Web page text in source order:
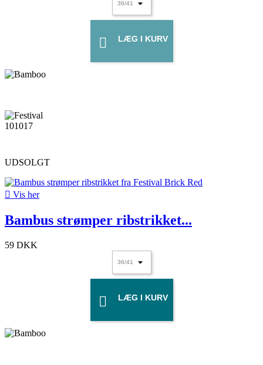
 LÆG I KURV
UDSOLGT
 Vis her
Bambus strømper ribstrikket...
59 DKK
 LÆG I KURV